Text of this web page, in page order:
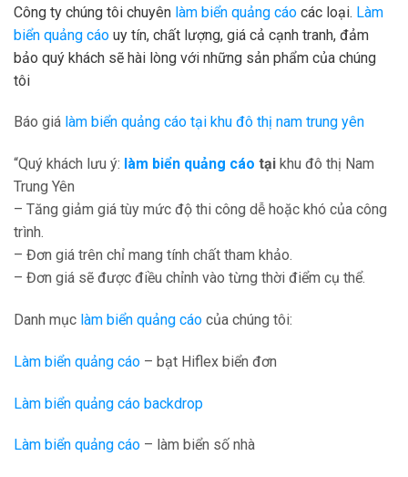
Công ty chúng tôi chuyên làm biển quảng cáo các loại. Làm
biển quảng cáo uy tín, chất lượng, giá cả cạnh tranh, đảm
bảo quý khách sẽ hài lòng với những sản phẩm của chúng
tôi
Báo giá làm biển quảng cáo tại khu đô thị nam trung yên
“Quý khách lưu ý: làm biển quảng cáo tại khu đô thị Nam
Trung Yên
– Tăng giảm giá tùy mức độ thi công dễ hoặc khó của công
trình.
– Đơn giá trên chỉ mang tính chất tham khảo.
– Đơn giá sẽ được điều chỉnh vào từng thời điểm cụ thể.
Danh mục làm biển quảng cáo của chúng tôi:
Làm biển quảng cáo – bạt Hiflex biển đơn
Làm biển quảng cáo backdrop
Làm biển quảng cáo – làm biển số nhà